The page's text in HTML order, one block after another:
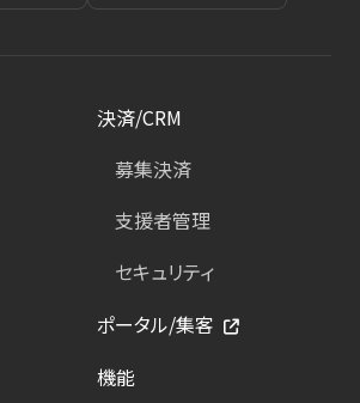
決済/CRM
募集決済
支援者管理
セキュリティ
ポータル/集客
機能